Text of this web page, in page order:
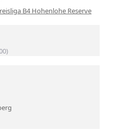
B4 Hohenlohe Reserve